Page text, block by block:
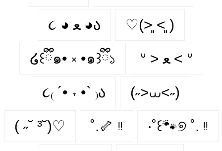
૮ ◕ ﻌ ◕ა ♡(˃͈ ˂͈ )
໒꒰ྀི๑• ༝ •๑꒱ྀི১ ᐡ > ﻌ < ᐡ
૮₍ ´• ˕ •` ₎ა (˶>⩊<˶)
( ˶˘ ³˘)♡ ˚.🦴 ᵎᵎ ‧˚꒰🐾୭ ˚. ᵎᵎ